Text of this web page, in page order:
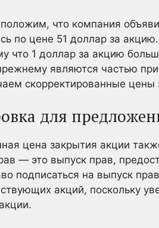
что компания
по цене 51 доллар за
что 1 доллар за акцию
являются частью
скорректированные цены
для
цена закрытия акции
— это выпуск прав,
подписаться на выпуск
акций, поскольку